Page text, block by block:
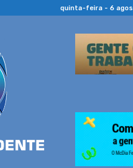
quinta-feira - 6